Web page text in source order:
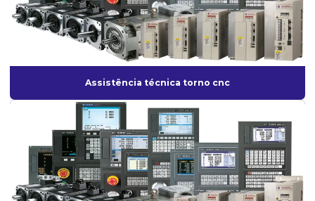
Robô de paletização e polimento
Robô de solda
Robô de solda automática
Robô de solda preço
Serviços de retrofit
Servo drive preço
Servo motor cnc
Servo motor cnc preço
Assistência técnica torno cnc